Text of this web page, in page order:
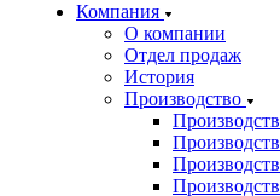
Компания
О компании
Отдел продаж
История
Производство